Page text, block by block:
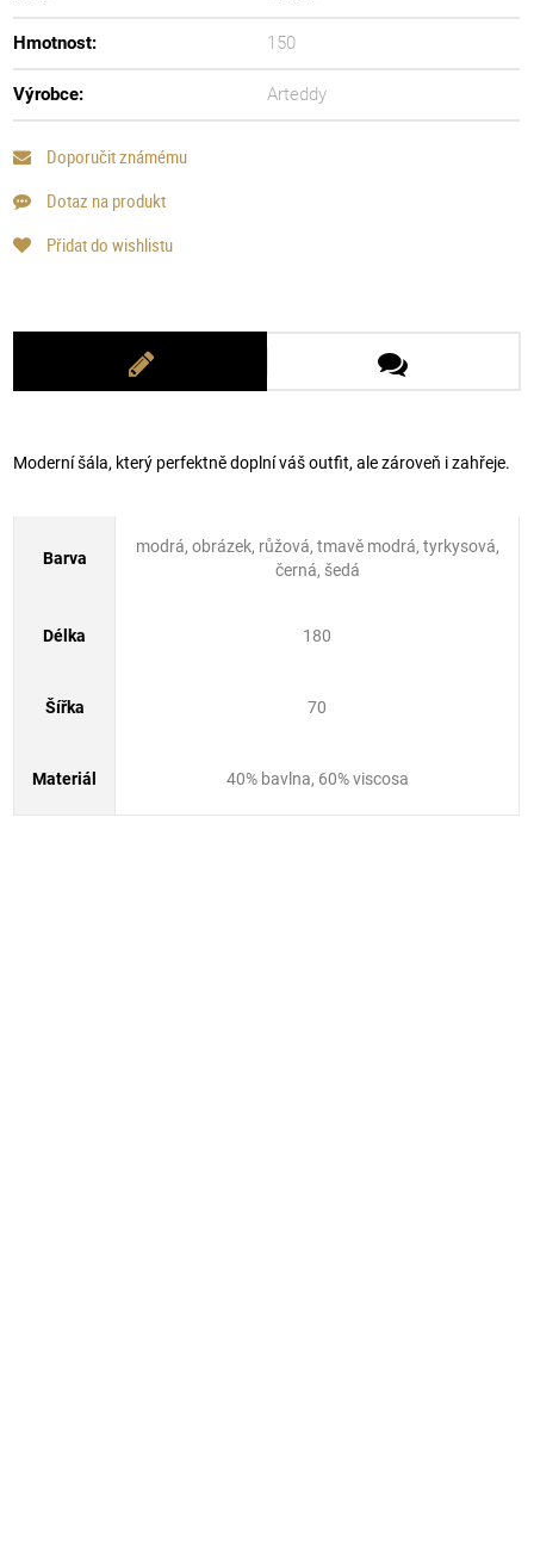
Hmotnost: 150
Výrobce: Arteddy
Doporučit známému
Dotaz na produkt
Přidat do wishlistu
Moderní šála, který perfektně doplní váš outfit, ale zároveň i zahřeje.
Barva
modrá, obrázek, růžová, tmavě modrá, tyrkysová,
černá, šedá
Délka 180
Šířka 70
Materiál 40% bavlna, 60% viscosa